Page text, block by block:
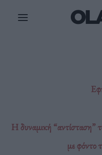
H δυναμική “αντίσταση”
με φόντο